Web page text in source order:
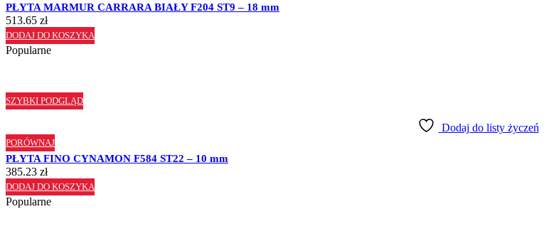
PŁYTA MARMUR CARRARA BIAŁY F204 ST9 – 18 mm
513.65 zł
DODAJ DO KOSZYKA
Popularne
SZYBKI PODGLĄD
Dodaj do listy życzeń
PORÓWNAJ
PŁYTA FINO CYNAMON F584 ST22 – 10 mm
385.23 zł
DODAJ DO KOSZYKA
Popularne